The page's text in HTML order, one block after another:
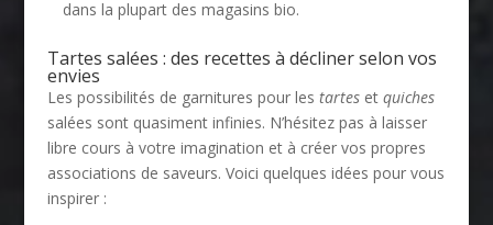
dans la plupart des magasins bio.
Tartes salées : des recettes à décliner selon vos
envies
Les possibilités de garnitures pour les tarteset quiches
salées sont quasiment infinies. N’hésitez pas à laisser
libre cours à votre imagination et à créer vos propres
associations de saveurs. Voici quelques idées pour vous
inspirer :